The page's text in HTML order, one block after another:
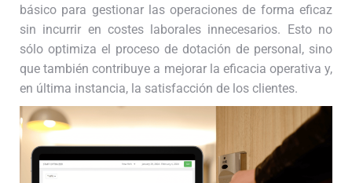
básico para gestionar las operaciones de forma eficaz
sin incurrir en costes laborales innecesarios. Esto no
sólo optimiza el proceso de dotación de personal, sino
que también contribuye a mejorar la eficacia operativa y,
en última instancia, la satisfacción de los clientes.